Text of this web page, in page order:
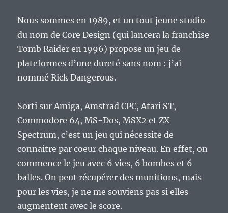
Nous sommes en 1989, et un tout jeune studio
du nom de Core Design (qui lancera la franchise
Tomb Raider en 1996) propose un jeu de
plateformes d’une dureté sans nom : j’ai
nommé Rick Dangerous.
Sorti sur Amiga, Amstrad CPC, Atari ST,
Commodore 64, MS-Dos, MSX2 et ZX
Spectrum, c’est un jeu qui nécessite de
connaitre par coeur chaque niveau. En effet, on
commence le jeu avec 6 vies, 6 bombes et 6
balles. On peut récupérer des munitions, mais
pour les vies, je ne me souviens pas si elles
augmentent avec le score.